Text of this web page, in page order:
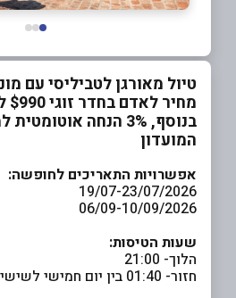
טיול מאורגן לטביליסי עם
מחיר לאדם בחדר זוגי $990 לארבעה ליליות
בנוסף, 3% הנחה
המועדון
אפשרויות התאריכים לחופשה:
19/07-23/07/2026
06/09-10/09/2026
שעות הטיסות:
הלוך- 21:00
חזור- 01:40 בין יום חמישי לשישי